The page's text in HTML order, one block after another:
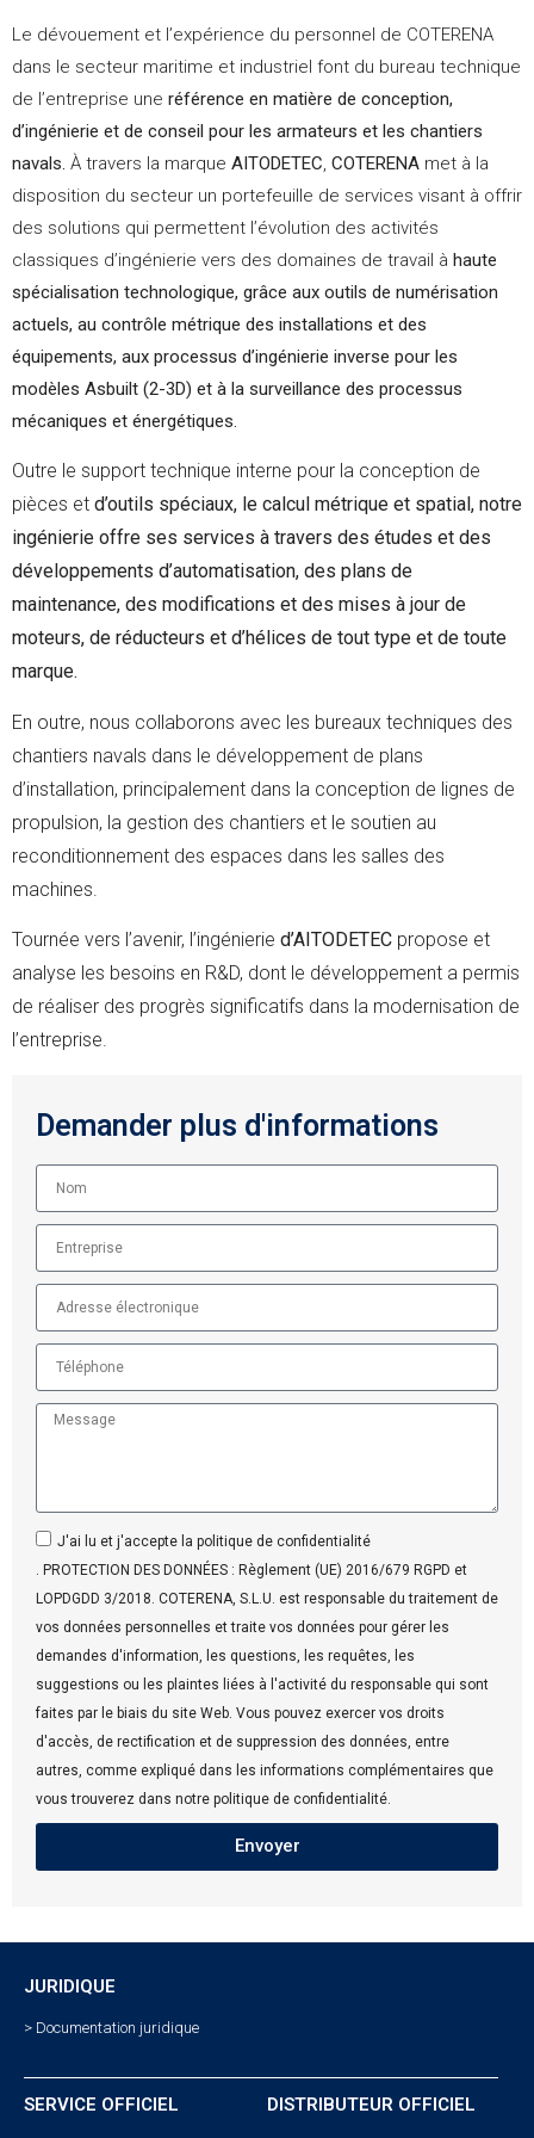
Le dévouement et l’expérience du personnel de COTERENA
dans le secteur maritime et industriel font du bureau technique
de l’entreprise une référence en matière de conception,
d’ingénierie et de conseil pour les armateurs et les chantiers
navals. À travers la marque AITODETEC, COTERENA met à la
disposition du secteur un portefeuille de services visant à offrir
des solutions qui permettent l’évolution des activités
classiques d’ingénierie vers des domaines de travail à haute
spécialisation technologique, grâce aux outils de numérisation
actuels, au contrôle métrique des installations et des
équipements, aux processus d’ingénierie inverse pour les
modèles Asbuilt (2-3D) et à la surveillance des processus
mécaniques et énergétiques.
Outre le support technique interne pour la conception de
pièces et d’outils spéciaux, le calcul métrique et spatial, notre
ingénierie offre ses services à travers des études et des
développements d’automatisation, des plans de
maintenance, des modifications et des mises à jour de
moteurs, de réducteurs et d’hélices de tout type et de toute
marque.
En outre, nous collaborons avec les bureaux techniques des
chantiers navals dans le développement de plans
d’installation, principalement dans la conception de lignes de
propulsion, la gestion des chantiers et le soutien au
reconditionnement des espaces dans les salles des
machines.
Tournée vers l’avenir, l’ingénierie d’AITODETEC propose et
analyse les besoins en R&D, dont le développement a permis
de réaliser des progrès significatifs dans la modernisation de
l’entreprise.
Demander plus d'informations
J'ai lu et j'accepte la politique de confidentialité
. PROTECTION DES DONNÉES : Règlement (UE) 2016/679 RGPD et
LOPDGDD 3/2018. COTERENA, S.L.U. est responsable du traitement de
vos données personnelles et traite vos données pour gérer les
demandes d'information, les questions, les requêtes, les
suggestions ou les plaintes liées à l'activité du responsable qui sont
faites par le biais du site Web. Vous pouvez exercer vos droits
d'accès, de rectification et de suppression des données, entre
autres, comme expliqué dans les informations complémentaires que
vous trouverez dans notre politique de confidentialité.
Envoyer
JURIDIQUE
> Documentation juridique
SERVICE OFFICIEL DISTRIBUTEUR OFFICIEL